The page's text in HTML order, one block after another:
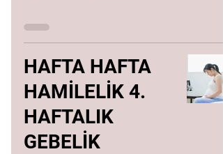
HAFTA HAFTA
HAMİLELİK 4.
HAFTALIK
GEBELİK